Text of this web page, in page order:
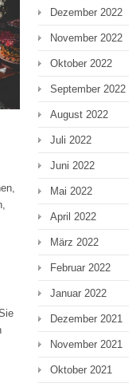
Dezember 2022
November 2022
Oktober 2022
September 2022
August 2022
Juli 2022
Juni 2022
Mai 2022
April 2022
März 2022
Februar 2022
Januar 2022
Dezember 2021
November 2021
Oktober 2021